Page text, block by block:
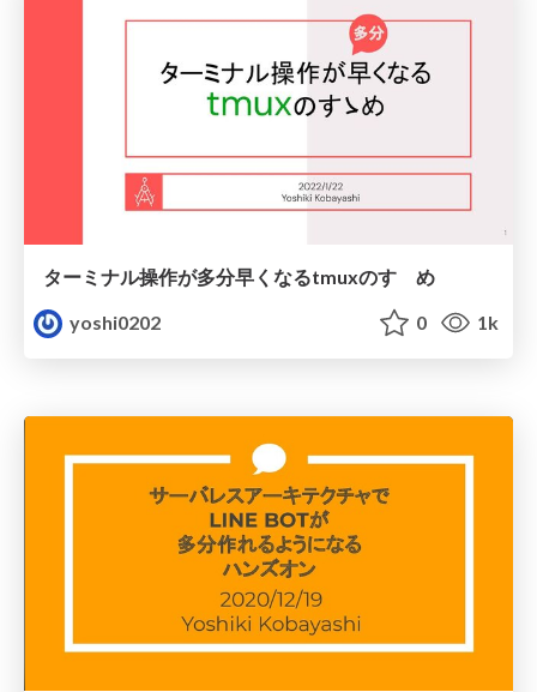
ターミナル操作が多分早くなるtmuxのすゝめ
yoshi0202
0 1k